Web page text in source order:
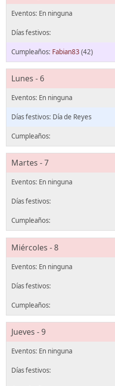
Fabian83 (42)
Lunes - 6
Día de Reyes
Martes - 7
Miércoles - 8
Jueves - 9